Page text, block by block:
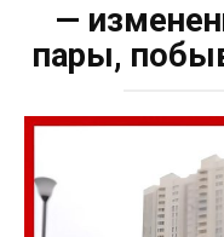
—
пары,